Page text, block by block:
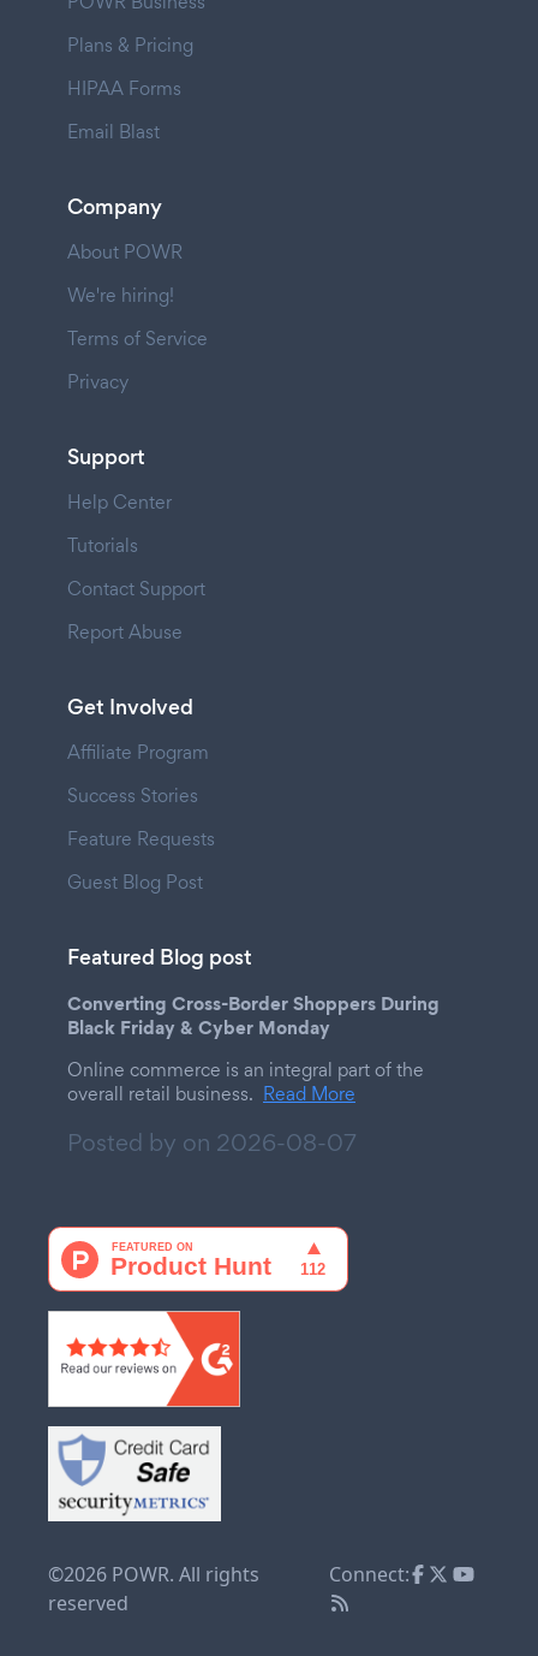
Plans & Pricing
HIPAA Forms
Email Blast
Company
About POWR
We're hiring!
Terms of Service
Privacy
Support
Help Center
Tutorials
Contact Support
Report Abuse
Get Involved
Affiliate Program
Success Stories
Feature Requests
Guest Blog Post
Featured Blog post
Converting Cross-Border Shoppers During
Black Friday & Cyber Monday
Online commerce is an integral part of the
overall retail business. Read More
Posted by on 2026-08-07
©2026 POWR. All rights
reserved
Connect: